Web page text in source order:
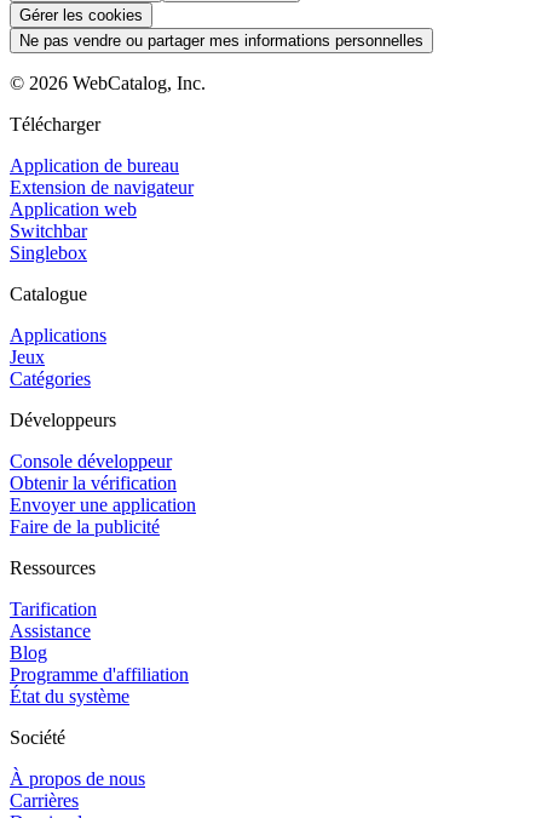
Gérer les cookies
Ne pas vendre ou partager mes informations personnelles
© 2026 WebCatalog, Inc.
Télécharger
Application de bureau
Extension de navigateur
Application web
Switchbar
Singlebox
Catalogue
Applications
Jeux
Catégories
Développeurs
Console développeur
Obtenir la vérification
Envoyer une application
Faire de la publicité
Ressources
Tarification
Assistance
Blog
Programme d'affiliation
État du système
Société
À propos de nous
Carrières